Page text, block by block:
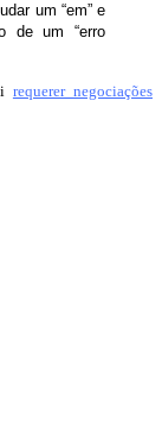
um “em” e
de um “erro
requerer negociações